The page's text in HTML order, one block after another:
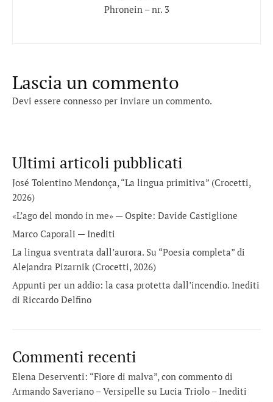
Phronein – nr. 3
Lascia un commento
Devi essere connesso per inviare un commento.
Ultimi articoli pubblicati
José Tolentino Mendonça, “La lingua primitiva” (Crocetti,
2026)
«L’ago del mondo in me» — Ospite: Davide Castiglione
Marco Caporali — Inediti
La lingua sventrata dall’aurora. Su “Poesia completa” di
Alejandra Pizarnik (Crocetti, 2026)
Appunti per un addio: la casa protetta dall’incendio. Inediti
di Riccardo Delfino
Commenti recenti
Elena Deserventi: “Fiore di malva”, con commento di
Armando Saveriano – Versipelle su Lucia Triolo – Inediti